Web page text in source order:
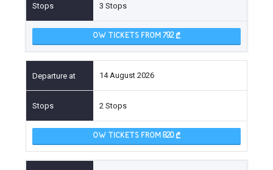
3 Stops
OW TICKETS FROM 792
14 August 2026
2 Stops
OW TICKETS FROM 820